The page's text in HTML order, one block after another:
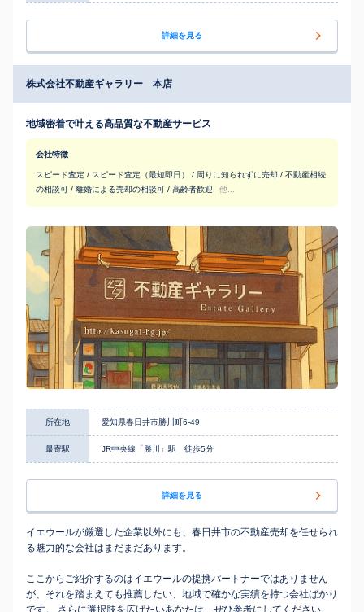
詳細を見る
株式会社不動産ギャラリー 本店
地域密着で叶える高品質な不動産サービス
会社特徴
スピード査定 / スピード査定（最短即日） / 周りに知られずに売却 / 不動産相続
の相談可 / 離婚による売却の相談可 / 高齢者歓迎
他...
所在地 愛知県春日井市勝川町6-49
最寄駅 JR中央線「勝川」駅 徒歩5分
詳細を見る
イエウールが厳選した企業以外にも、春日井市の不動産売却を任せられ
る魅力的な会社はまだまだあります。
ここからご紹介するのはイエウールの提携パートナーではありません
が、それを踏まえても推薦したい、地域で確かな実績を持つ会社ばかり
です。 さらに選択肢を広げたいあなたは、ぜひ参考にしてください。